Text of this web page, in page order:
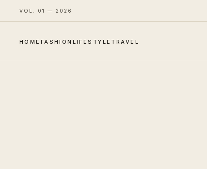
VOL. 01 — 2026
HOME FASHION LIFESTYLE TRAVEL